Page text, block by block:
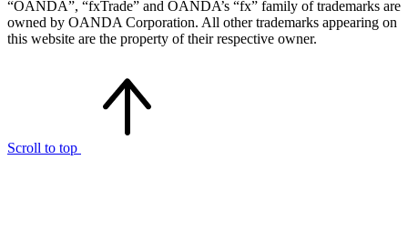
“OANDA”, “fxTrade” and OANDA’s “fx” family of trademarks are
owned by OANDA Corporation. All other trademarks appearing on
this website are the property of their respective owner.
Scroll to top